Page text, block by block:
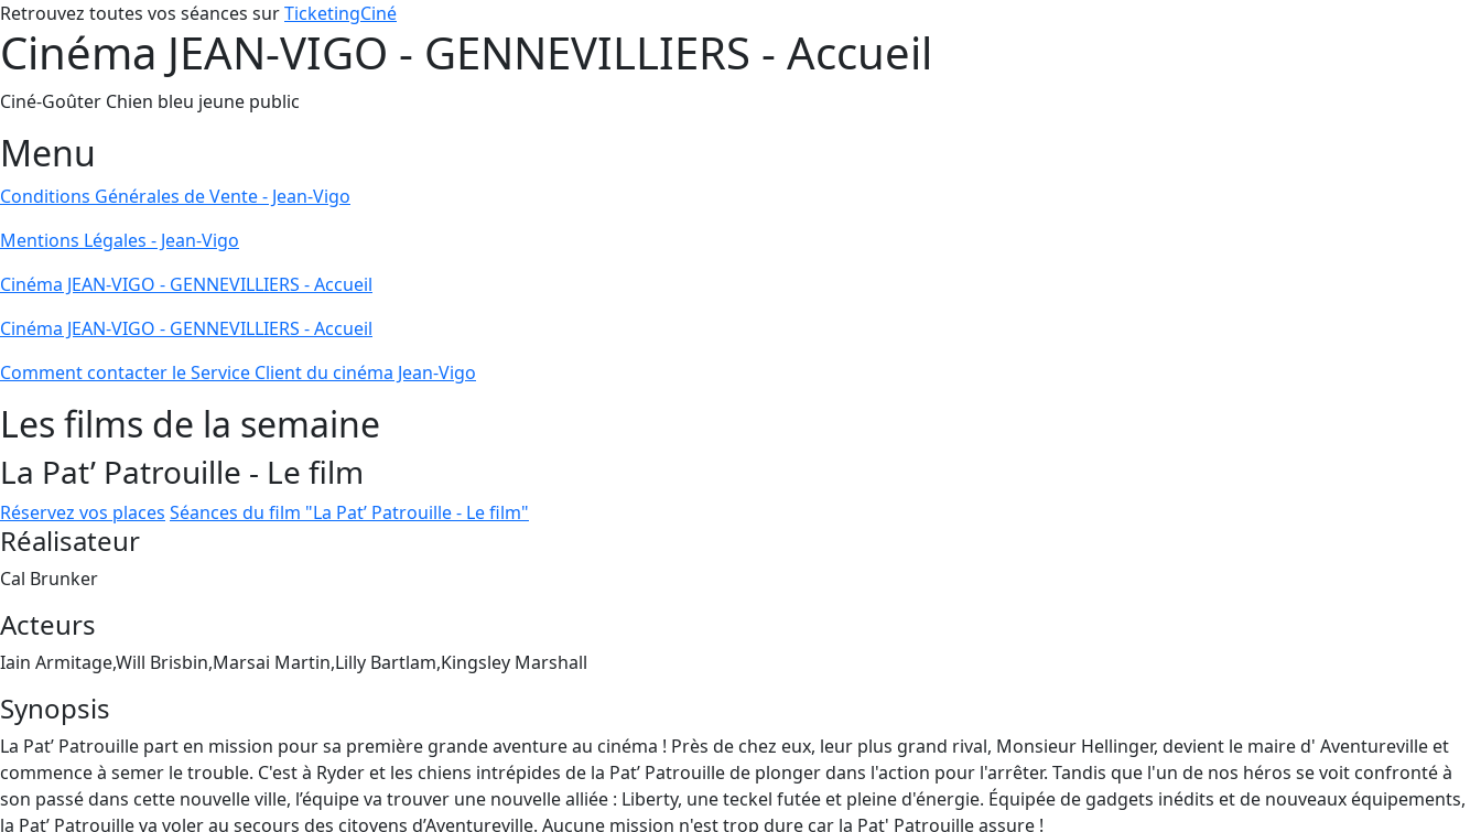
Retrouvez toutes vos séances surTicketingCiné
Cinéma JEAN-VIGO - GENNEVILLIERS - Accueil
Ciné-Goûter Chien bleu jeune public
Menu
Conditions Générales de Vente - Jean-Vigo
Mentions Légales - Jean-Vigo
Cinéma JEAN-VIGO - GENNEVILLIERS - Accueil
Cinéma JEAN-VIGO - GENNEVILLIERS - Accueil
Comment contacter le Service Client du cinéma Jean-Vigo
Les films de la semaine
La Pat’ Patrouille - Le film
Réservez vos places Séances du film "La Pat’ Patrouille - Le film"
Réalisateur
Cal Brunker
Acteurs
Iain Armitage,Will Brisbin,Marsai Martin,Lilly Bartlam,Kingsley Marshall
Synopsis
La Pat’ Patrouille part en mission pour sa première grande aventure au cinéma ! Près de chez eux, leur plus grand rival, Monsieur Hellinger, devient le maire d' Aventureville et
commence à semer le trouble. C'est à Ryder et les chiens intrépides de la Pat’ Patrouille de plonger dans l'action pour l'arrêter. Tandis que l'un de nos héros se voit confronté à
son passé dans cette nouvelle ville, l’équipe va trouver une nouvelle alliée : Liberty, une teckel futée et pleine d'énergie. Équipée de gadgets inédits et de nouveaux équipements,
la Pat’ Patrouille va voler au secours des citoyens d’Aventureville. Aucune mission n'est trop dure car la Pat' Patrouille assure !